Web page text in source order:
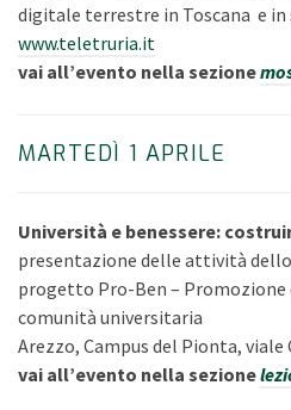
digitale terrestre in Toscana e
www.teletruria.it
vai all’evento nella sezione
MARTEDÌ 1 APRILE
Università e benessere:
presentazione delle attività
progetto Pro-Ben – Promozione
comunità universitaria
Arezzo, Campus del Pionta, viale
vai all’evento nella sezione